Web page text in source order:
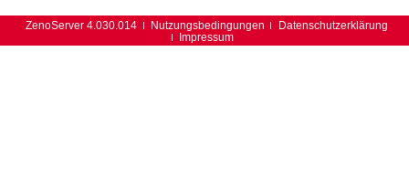
ZenoServer 4.030.014 Nutzungsbedingungen
Datenschutzerklärung
Impressum